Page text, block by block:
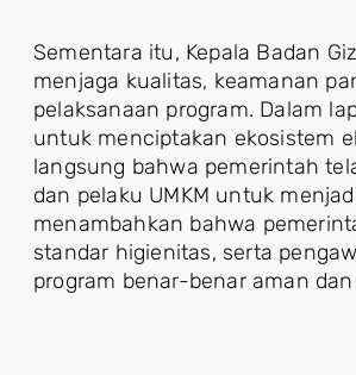
Sementara itu, Kepala Badan
menjaga kualitas, keamanan
pelaksanaan program. Dalam
untuk menciptakan ekosistem
langsung bahwa pemerintah
dan pelaku UMKM untuk
menambahkan bahwa
standar higienitas, serta
program benar-benar aman